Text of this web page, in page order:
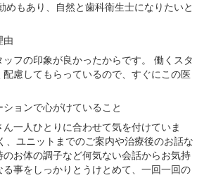
めもあり、自然と歯科衛生士になりたいと
由
フの印象が良かったからです。 働くスタ
慮してもらっているので、すぐにこの医
ョンで心がけていること
一人ひとりに合わせて気を付けていま
、ユニットまでのご案内や治療後のお話な
お体の調子など何気ない会話からお気持
事をしっかりとうけとめて、一回一回の